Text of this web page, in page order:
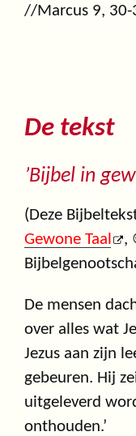
//Marcus 9, 30-
De tekst
’Bijbel in
(Deze
Gewone Taal
,
De mensen
over alles wat
Jezus aan zijn
gebeuren. Hij
uitgeleverd
onthouden.’